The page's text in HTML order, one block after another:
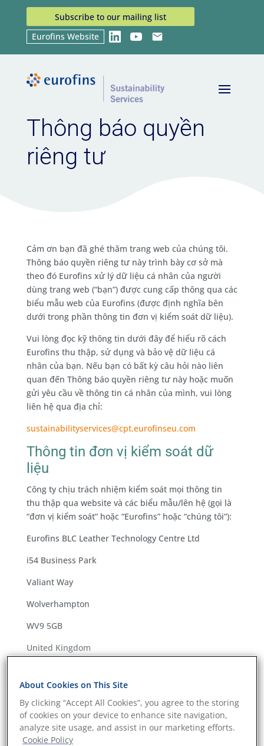
Subscribe to our mailing list
Eurofins Website
LinkedInYouTubeEmail
Home Thông báo quyên riêng tư
Thông báo quyền
riêng tư
Cảm ơn bạn đã ghé thăm trang web của chúng tôi.
Thông báo quyền riêng tư này trình bày cơ sở mà
theo đó Eurofins xử lý dữ liệu cá nhân của người
dùng trang web (“bạn”) được cung cấp thông qua các
biểu mẫu web của Eurofins (được định nghĩa bên
dưới trong phần thông tin đơn vị kiểm soát dữ liệu).
Vui lòng đọc kỹ thông tin dưới đây để hiểu rõ cách
Eurofins thu thập, sử dụng và bảo vệ dữ liệu cá
nhân của bạn. Nếu bạn có bất kỳ câu hỏi nào liên
quan đến Thông báo quyền riêng tư này hoặc muốn
gửi yêu cầu về thông tin cá nhân của mình, vui lòng
liên hệ qua địa chỉ:
sustainabilityservices@cpt.eurofinseu.com
Thông tin đơn vị kiểm soát dữ
liệu
Công ty chịu trách nhiệm kiểm soát mọi thông tin
thu thập qua website và các biểu mẫu/lên hệ (gọi là
“đơn vị kiểm soát” hoặc “Eurofins” hoặc “chúng tôi”):
Eurofins BLC Leather Technology Centre Ltd
i54 Business Park
Valiant Way
Wolverhampton
WV9 5GB
United Kingdom
Switch: +44 (0)1604 679999
Fax: +44 (0)1604 679998
Chúng tôi thu thập dữ liệu cá
About Cookies on This Site
By clicking “Accept All Cookies”, you agree to the storing
of cookies on your device to enhance site navigation,
analyze site usage, and assist in our marketing efforts.
Cookie Policy